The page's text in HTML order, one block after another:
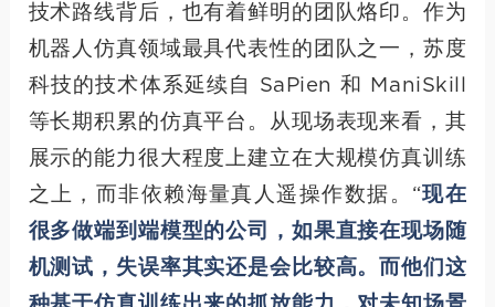
技术路线背后，也有着鲜明的团队烙印。作为
机器人仿真领域最具代表性的团队之一，苏度
科技的技术体系延续自 SaPien 和 ManiSkill
等长期积累的仿真平台。从现场表现来看，其
展示的能力很大程度上建立在大规模仿真训练
之上，而非依赖海量真人遥操作数据。“现在
很多做端到端模型的公司，如果直接在现场随
机测试，失误率其实还是会比较高。而他们这